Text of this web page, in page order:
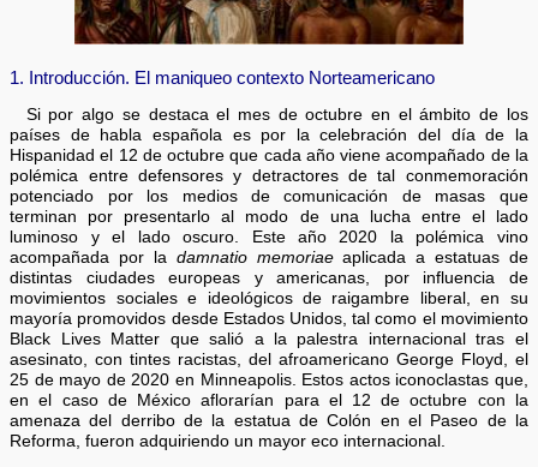
1. Introducción. El maniqueo contexto Norteamericano
Si por algo se destaca el mes de octubre en el ámbito de los
países de habla española es por la celebración del día de la
Hispanidad el 12 de octubre que cada año viene acompañado de la
polémica entre defensores y detractores de tal conmemoración
potenciado por los medios de comunicación de masas que
terminan por presentarlo al modo de una lucha entre el lado
luminoso y el lado oscuro. Este año 2020 la polémica vino
acompañada por la damnatio memoriaeaplicada a estatuas de
distintas ciudades europeas y americanas, por influencia de
movimientos sociales e ideológicos de raigambre liberal, en su
mayoría promovidos desde Estados Unidos, tal como el movimiento
Black Lives Matter que salió a la palestra internacional tras el
asesinato, con tintes racistas, del afroamericano George Floyd, el
25 de mayo de 2020 en Minneapolis. Estos actos iconoclastas que,
en el caso de México aflorarían para el 12 de octubre con la
amenaza del derribo de la estatua de Colón en el Paseo de la
Reforma, fueron adquiriendo un mayor eco internacional.